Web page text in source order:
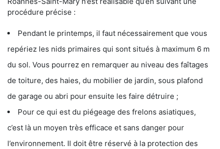
procédure précise :
Pendant le printemps, il faut nécessairement que vous
repériez les nids primaires qui sont situés à maximum 6 m
du sol. Vous pourrez en remarquer au niveau des faîtages
de toiture, des haies, du mobilier de jardin, sous plafond
de garage ou abri pour ensuite les faire détruire ;
Pour ce qui est du piégeage des frelons asiatiques,
c’est là un moyen très efficace et sans danger pour
l’environnement. Il doit être réservé à la protection des